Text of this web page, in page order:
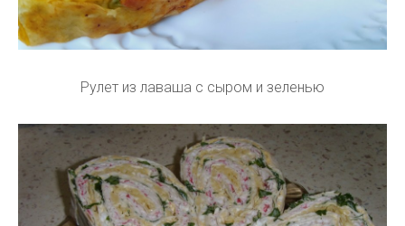
Рулет из лаваша с сыром и зеленью